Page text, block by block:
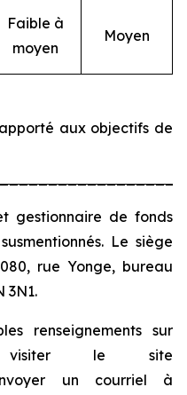
Faible à
moyen
Moyen
aux objectifs de
gestionnaire de fonds
Le siège
rue Yonge, bureau
3N1.
renseignements sur
visiter le site
un courriel à